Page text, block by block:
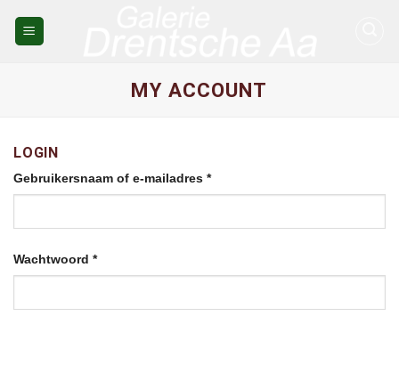
MY ACCOUNT
LOGIN
Gebruikersnaam of e-mailadres *
Wachtwoord *